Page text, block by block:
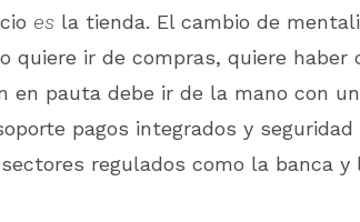
es la tienda. El cambio de
quiere ir de compras, quiere haber
en pauta debe ir de la mano con
pagos integrados y seguridad
regulados como la banca y